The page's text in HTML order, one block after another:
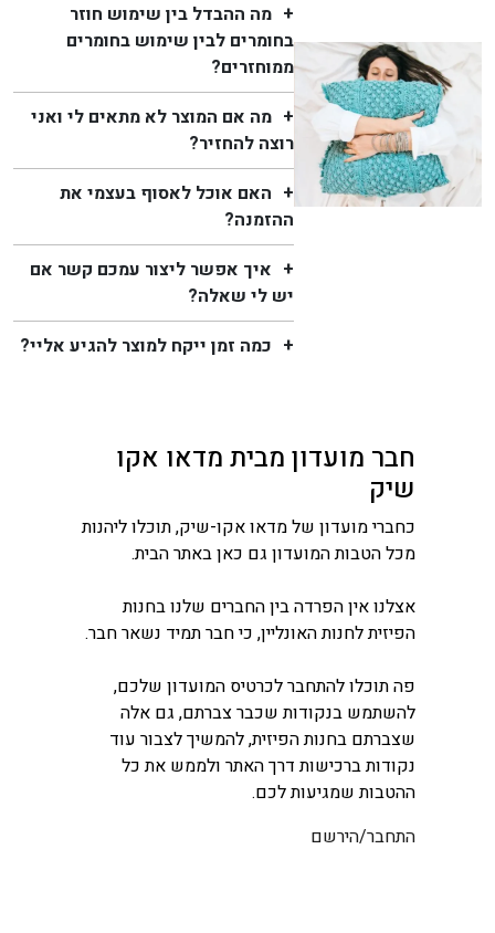
מה ההבדל בין שימוש חוזר
בחומרים לבין שימוש בחומרים
ממוחזרים?
מה אם המוצר לא מתאים לי ואני
רוצה להחזיר?
האם אוכל לאסוף בעצמי את
ההזמנה?
איך אפשר ליצור עמכם קשר אם
יש לי שאלה?
כמה זמן ייקח למוצר להגיע אליי?
חבר מועדון מבית מדאו אקו
שיק
כחברי מועדון של מדאו אקו-שיק, תוכלו ליהנות
מכל הטבות המועדון גם כאן באתר הבית.
אצלנו אין הפרדה בין החברים שלנו בחנות
הפיזית לחנות האונליין, כי חבר תמיד נשאר חבר.
פה תוכלו להתחבר לכרטיס המועדון שלכם,
להשתמש בנקודות שכבר צברתם, גם אלה
שצברתם בחנות הפיזית, להמשיך לצבור עוד
נקודות ברכישות דרך האתר ולממש את כל
ההטבות שמגיעות לכם.
התחבר/הירשם